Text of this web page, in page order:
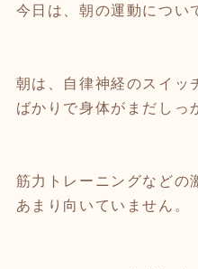
今日は、朝の運動につい
朝は、自律神経のスイッ
ばかりで身体がまだしっ
筋力トレーニングなどの
あまり向いていません。